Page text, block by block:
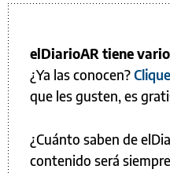
elDiarioAR tiene
¿Ya las conocen?
que les gusten, es
¿Cuánto saben de
contenido será